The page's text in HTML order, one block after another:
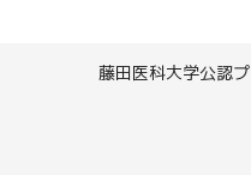
藤田医科大学公認